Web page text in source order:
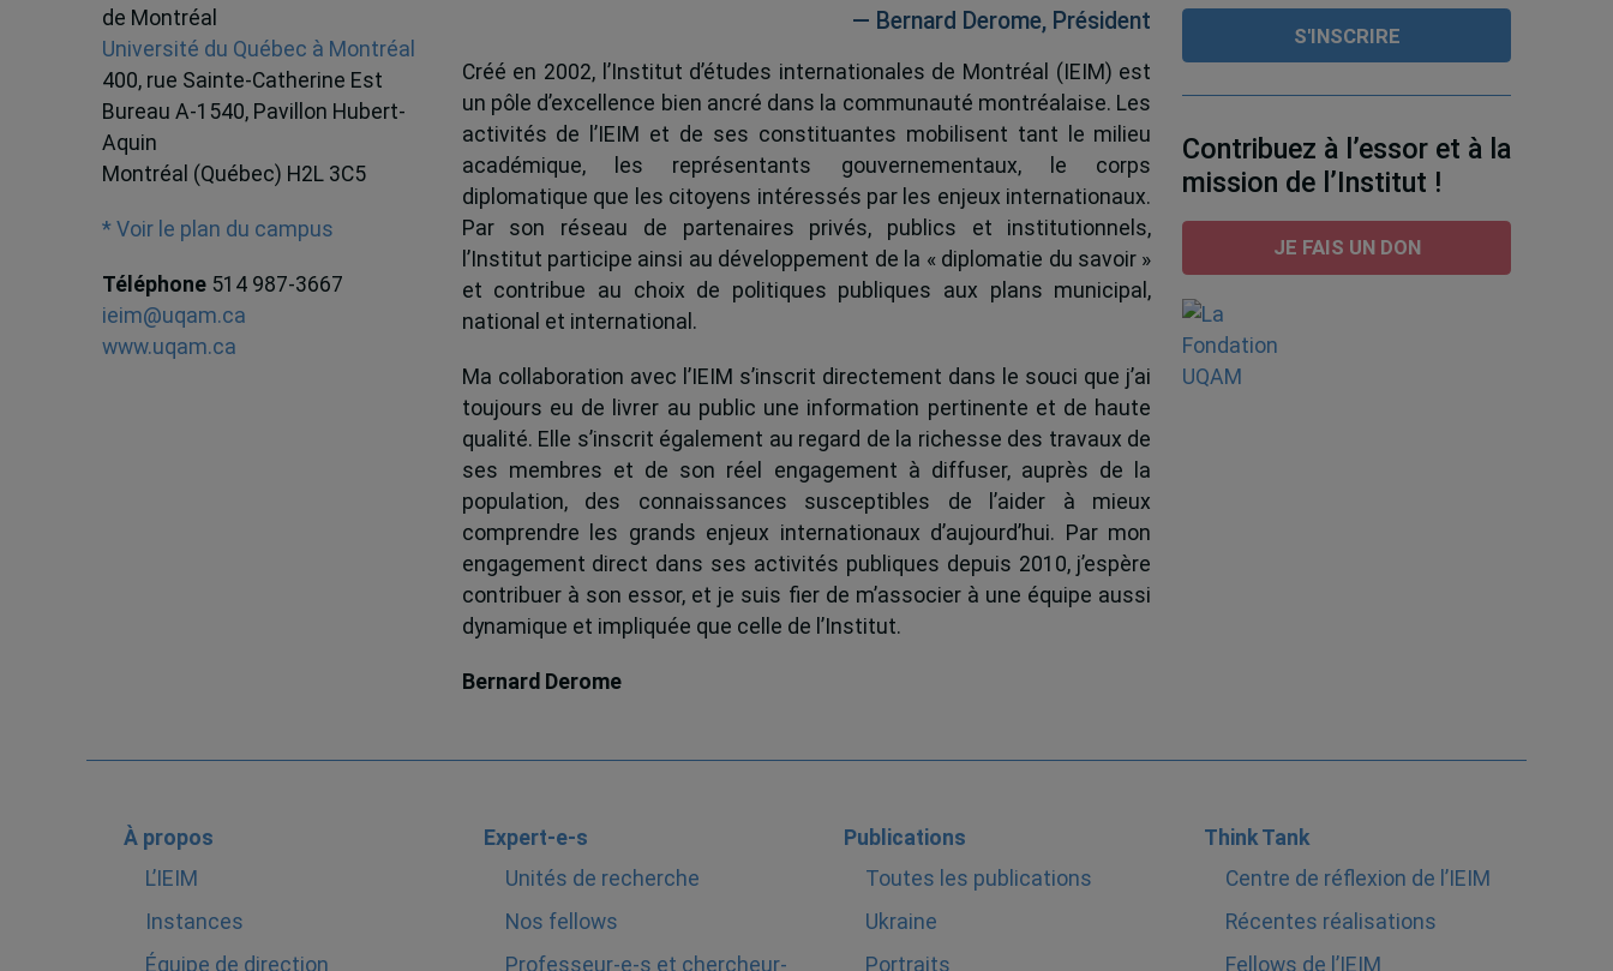
de Montréal
Université du Québec à Montréal
400, rue Sainte-Catherine Est
Bureau A-1540, Pavillon Hubert-
Aquin
Montréal (Québec) H2L 3C5
* Voir le plan du campus
Téléphone 514 987-3667
ieim@uqam.ca
www.uqam.ca
— Bernard Derome, Président
Créé en 2002, l’Institut d’études internationales de Montréal (IEIM) est
un pôle d’excellence bien ancré dans la communauté montréalaise. Les
activités de l’IEIM et de ses constituantes mobilisent tant le milieu
académique, les représentants gouvernementaux, le corps
diplomatique que les citoyens intéressés par les enjeux internationaux.
Par son réseau de partenaires privés, publics et institutionnels,
l’Institut participe ainsi au développement de la « diplomatie du savoir »
et contribue au choix de politiques publiques aux plans municipal,
national et international.
Ma collaboration avec l’IEIM s’inscrit directement dans le souci que j’ai
toujours eu de livrer au public une information pertinente et de haute
qualité. Elle s’inscrit également au regard de la richesse des travaux de
ses membres et de son réel engagement à diffuser, auprès de la
population, des connaissances susceptibles de l’aider à mieux
comprendre les grands enjeux internationaux d’aujourd’hui. Par mon
engagement direct dans ses activités publiques depuis 2010, j’espère
contribuer à son essor, et je suis fier de m’associer à une équipe aussi
dynamique et impliquée que celle de l’Institut.
Bernard Derome
Contribuez à l’essor et à la
mission de l’Institut !
JE FAIS UN DON
À propos
L’IEIM
Instances
Équipe de direction
Expert-e-s
Unités de recherche
Nos fellows
Professeur-e-s et chercheur-
Publications
Toutes les publications
Ukraine
Portraits
Think Tank
Centre de réflexion de l’IEIM
Récentes réalisations
Fellows de l’IEIM